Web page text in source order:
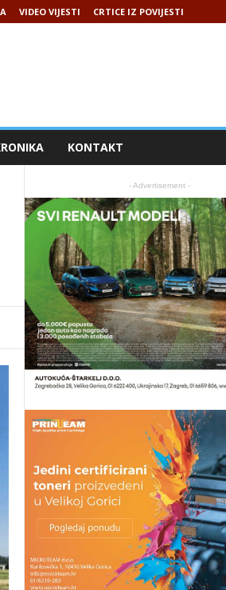
VIDEO VIJESTI CRTICE IZ POVIJESTI
KONTAKT
- Advertisement -